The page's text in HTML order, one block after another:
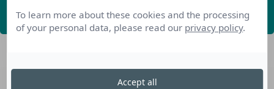
To learn more about these cookies and the processing
of your personal data, please read our privacy policy.
Accept all